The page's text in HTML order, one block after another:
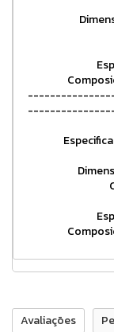
Avaliações